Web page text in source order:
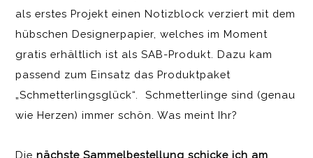
als erstes Projekt einen Notizblock verziert mit dem
hübschen Designerpapier, welches im Moment
gratis erhältlich ist als SAB-Produkt. Dazu kam
passend zum Einsatz das Produktpaket
„Schmetterlingsglück“. Schmetterlinge sind (genau
wie Herzen) immer schön. Was meint Ihr?
Dienächste Sammelbestellung schicke ich am